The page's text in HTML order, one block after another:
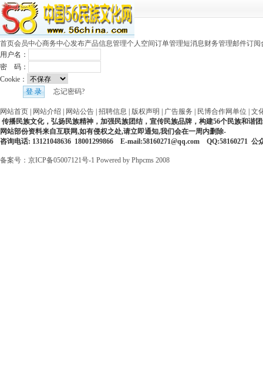
首页会员中心商务中心发布产品信息管理个人空间订单管理短消息财务管理邮件订阅
用户名：
密 码：
Cookie：
忘记密码?
网站首页 网站介绍 网站公告 招聘信息 版权声明 广告服务 民博合作网单位
文
传播民族文化，弘扬民族精神，加强民族团结，宣传民族品牌，构建56个民族和
网站部份资料来自互联网,如有侵权之处,请立即通知,我们会在一周内删除-
咨询电话: 13121048636 18001299866 E-mail:58160271@qq.com QQ:58160271
备案号：京ICP备05007121号-1 Powered by Phpcms 2008